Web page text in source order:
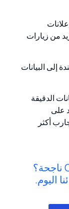
من زيارات
إلى البيانات
الدقيقة
على
أكثر
اليوم.